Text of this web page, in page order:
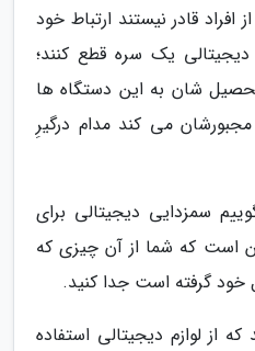
قادر نیستند ارتباط خود
یک سره قطع کنند؛
شان به این دستگاه ها
می کند مدام درگیرِ
سمزدایی دیجیتالی برای
است که شما از آن چیزی که
خود گرفته است جدا کنید.
از لوازم دیجیتالی استفاده